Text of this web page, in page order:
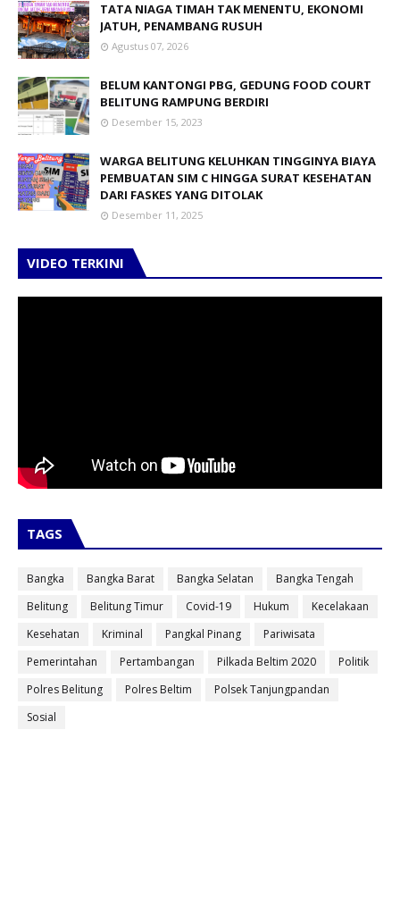
TATA NIAGA TIMAH TAK MENENTU, EKONOMI
JATUH, PENAMBANG RUSUH
Agustus 07, 2026
BELUM KANTONGI PBG, GEDUNG FOOD COURT
BELITUNG RAMPUNG BERDIRI
Desember 15, 2023
WARGA BELITUNG KELUHKAN TINGGINYA BIAYA
PEMBUATAN SIM C HINGGA SURAT KESEHATAN
DARI FASKES YANG DITOLAK
Desember 11, 2025
VIDEO TERKINI
TAGS
Bangka Bangka Barat Bangka Selatan
Bangka Tengah
Belitung
Belitung Timur Covid-19 Hukum
Kecelakaan
Kesehatan
Kriminal Pangkal Pinang
Pariwisata
Pemerintahan
Pertambangan Pilkada Beltim 2020
Politik
Polres Belitung
Polres Beltim
Polsek Tanjungpandan
Sosial